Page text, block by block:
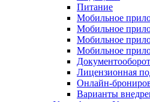
Питание
Мобильное
Мобильное
Мобильное
Мобильное
Документооборот
Лицензионная
Онлайн-
Варианты